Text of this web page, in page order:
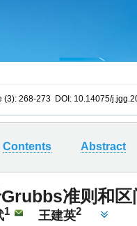
文章快速检索
(3): 268-273 DOI: 10.14075/
Contents Abstract
准则和
1 王建英2